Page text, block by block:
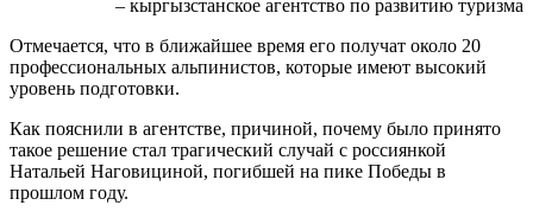
– кыргызстанское агентство по развитию туризма
Отмечается, что в ближайшее время его получат около 20
профессиональных альпинистов, которые имеют высокий
уровень подготовки.
Как пояснили в агентстве, причиной, почему было принято
такое решение стал трагический случай с россиянкой
Натальей Наговициной, погибшей на пике Победы в
прошлом году.